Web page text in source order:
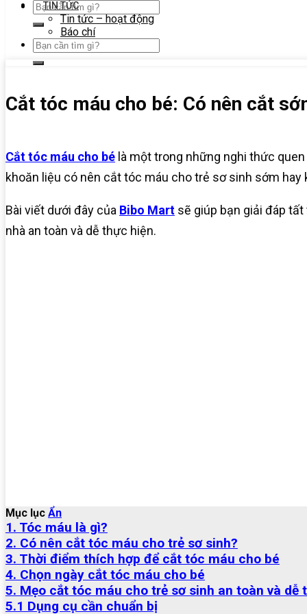
TIN TỨC
Tin tức – hoạt động
Báo chí
Cắt tóc máu cho bé: Có nên cắt
Cắt tóc máu cho bé là một trong những nghi thức
khoăn liệu có nên cắt tóc máu cho trẻ sơ sinh sớm
Bài viết dưới đây của Bibo Mart sẽ giúp bạn giải đáp
nhà an toàn và dễ thực hiện.
Mục lục Ẩn
1. Tóc máu là gì?
2. Có nên cắt tóc máu cho trẻ sơ sinh?
3. Thời điểm thích hợp để cắt tóc máu cho bé
4. Chọn ngày cắt tóc máu cho bé
5. Mẹo cắt tóc máu cho trẻ sơ sinh an toàn và dễ
5.1 Dụng cụ cần chuẩn bị